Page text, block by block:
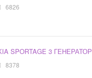
6826
SPORTAGE 3 ГЕНЕРАТОР
8378